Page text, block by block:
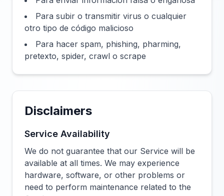
Para subir o transmitir virus o cualquier
otro tipo de código malicioso
Para hacer spam, phishing, pharming,
pretexto, spider, crawl o scrape
Disclaimers
Service Availability
We do not guarantee that our Service will be
available at all times. We may experience
hardware, software, or other problems or
need to perform maintenance related to the